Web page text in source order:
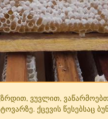
ვუვლით,
ქცევის წესებსაც